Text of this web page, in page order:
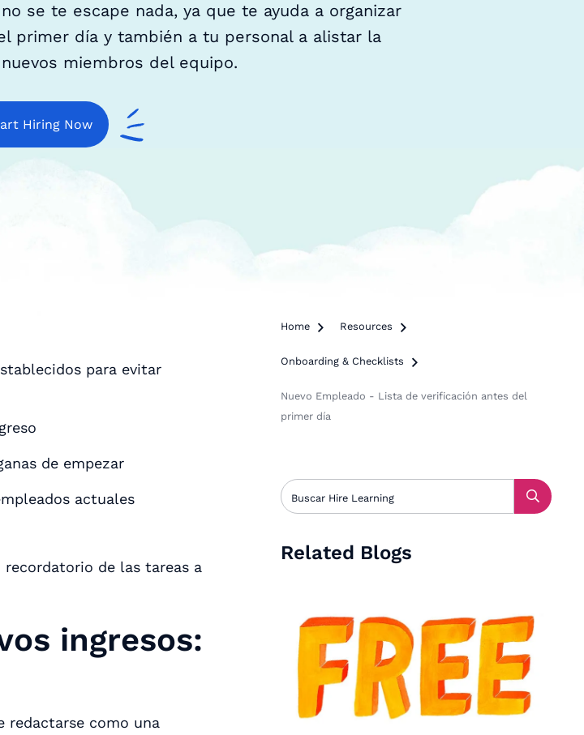
se te escape nada, ya que te ayuda a organizar
primer día y también a tu personal a alistar la
miembros del equipo.
Hiring Now
para evitar
de empezar
actuales
de las tareas a
ingresos:
redactarse como una
Home  Resources 
Onboarding & Checklists 
Nuevo Empleado - Lista de verificación antes del
primer día
Related Blogs